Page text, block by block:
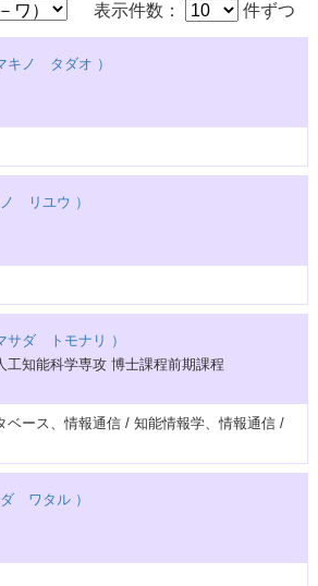
表示件数： 件ずつ
キノ タダオ ）
リユウ ）
サダ トモナリ ）
工知能科学専攻 博士課程前期課程
ベース、情報通信 / 知能情報学、情報通信 /
ワタル ）